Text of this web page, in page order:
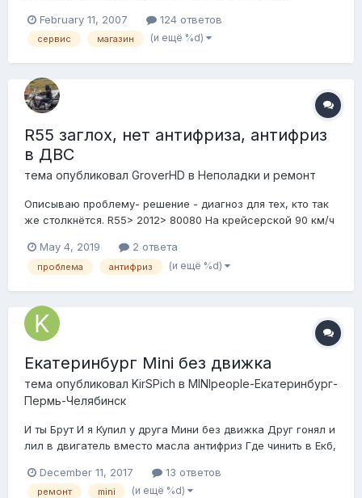
стекле,вообще,когда брызгалку юзаешь на грязной
дороге,чистит только нижнюю часть стекла(которая
February 11, 2007 124 ответов
сервис магазин (и ещё %d)
R55 заглох, нет антифриза, антифриз
в ДВС
тема опубликовал GroverHD в Неполадки и ремонт
Описываю проблему- решение - диагноз для тех, кто так
же столкнётся. R55> 2012> 80080 На крейсерской 90 км/ч
пихнулась, как при плохом топливе/ мертвом
бензонасосе. Остановился, выключил мотор и... обратно
May 4, 2019 2 ответа
проблема антифриз (и ещё %d)
Екатеринбург Mini без движка
тема опубликовал KirSPich в MINIpeople-Екатеринбург-
Пермь-Челябинск
И ты Брут И я Купил у друга Мини без движка Друг гонял и
лил в двигатель вместо масла антифриз Где чинить в Екб,
December 11, 2017
13 ответов
ремонт mini (и ещё %d)